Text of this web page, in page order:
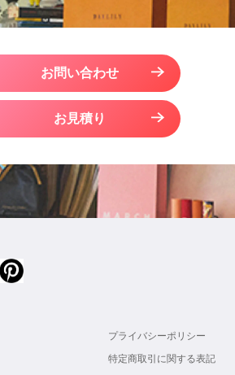
お問い合わせ
お見積り
プライバシーポリシー
特定商取引に関する表記